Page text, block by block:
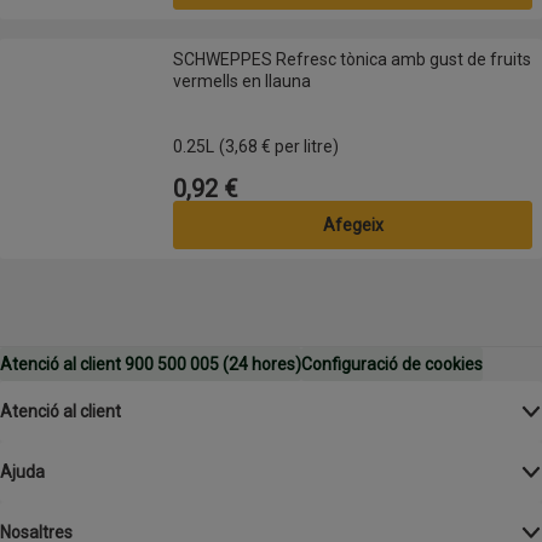
SCHWEPPES Refresc tònica amb gust de fruits vermells en llauna
SCHWEPPES Refresc tònica amb gust de fruits
vermells en llauna
0.25L (3,68 € per litre)
Preu
0,92 €
Afegeix
Atenció al client 900 500 005 (24 hores)Configuració de cookies
Atenció al client
Ajuda
Nosaltres